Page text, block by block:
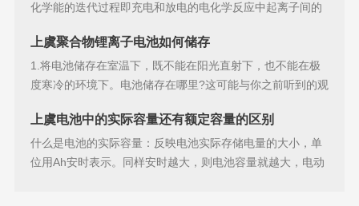
化学能的迭代过程即充电和放电的电化学反应中起离子间的
上虞聚合物锂离子电池如何储存
1.将电池储存在室温下，既不能在阳光直射下，也不能在极
度寒冷的环境下。电池储存在哪里?这可能与你之前听到的观
上虞电池中的实际容量还有额定容量的区别
什么是电池的实际容量：反映电池实际存储电量的大小，单
位用Ah安时表示。同样安时越大，则电池容量就越大，电动